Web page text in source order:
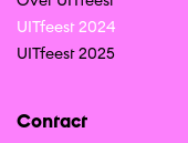
UITfeest 2024
UITfeest 2025
Contact